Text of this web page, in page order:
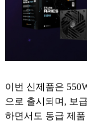
이번 신제품은
으로 출시되며, 보
하면서도 동급 제